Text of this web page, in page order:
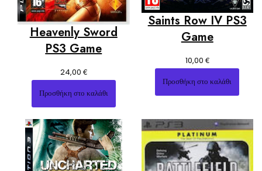
Heavenly Sword
PS3 Game
24,00 €
Προσθήκη στο καλάθι
Saints Row IV PS3
Game
10,00 €
Προσθήκη στο καλάθι